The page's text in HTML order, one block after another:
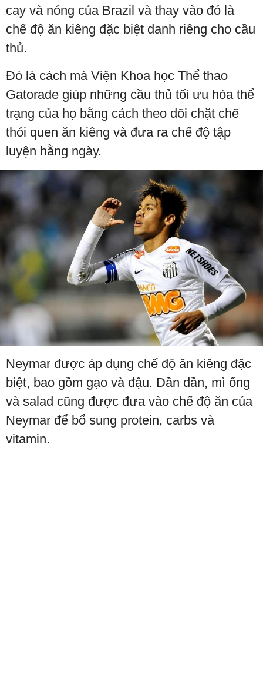
cay và nóng của Brazil và thay vào đó là
chế độ ăn kiêng đặc biệt danh riêng cho cầu
thủ.
Đó là cách mà Viện Khoa học Thể thao
Gatorade giúp những cầu thủ tối ưu hóa thể
trạng của họ bằng cách theo dõi chặt chẽ
thói quen ăn kiêng và đưa ra chế độ tập
luyện hằng ngày.
Neymar được áp dụng chế độ ăn kiêng đặc
biệt, bao gồm gạo và đậu. Dần dần, mì ống
và salad cũng được đưa vào chế độ ăn của
Neymar để bổ sung protein, carbs và
vitamin.